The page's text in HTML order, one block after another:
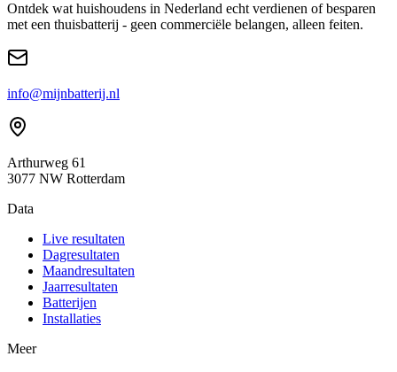
Ontdek wat huishoudens in Nederland echt verdienen of besparen
met een thuisbatterij - geen commerciële belangen, alleen feiten.
info@mijnbatterij.nl
Arthurweg 61
3077 NW Rotterdam
Data
Live resultaten
Dagresultaten
Maandresultaten
Jaarresultaten
Batterijen
Installaties
Meer